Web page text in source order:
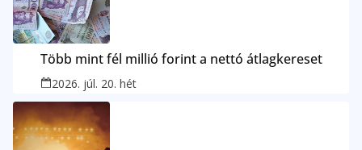
Több mint fél millió forint a nettó átlagkereset
2026. júl. 20. hét